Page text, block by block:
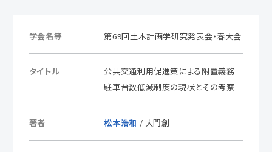
学会名等 第69回土木計画学研究発表会・春大会
タイトル
公共交通利用促進策による附置義務
駐車台数低減制度の現状とその考察
著者 松本浩和 / 大門創